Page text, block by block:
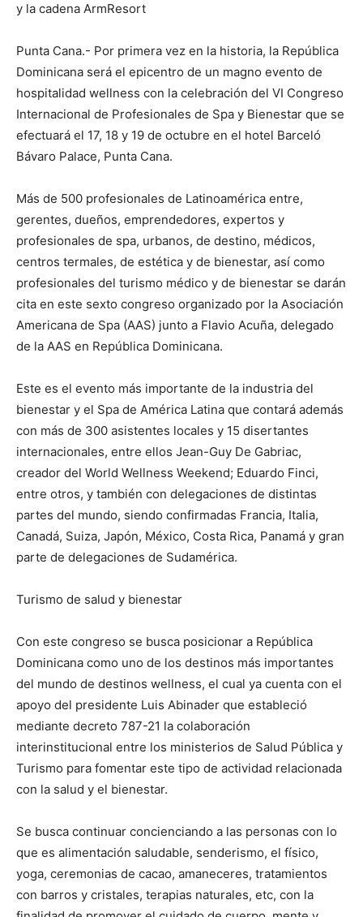
y la cadena ArmResort
Punta Cana.- Por primera vez en la historia, la República
Dominicana será el epicentro de un magno evento de
hospitalidad wellness con la celebración del VI Congreso
Internacional de Profesionales de Spa y Bienestar que se
efectuará el 17, 18 y 19 de octubre en el hotel Barceló
Bávaro Palace, Punta Cana.
Más de 500 profesionales de Latinoamérica entre,
gerentes, dueños, emprendedores, expertos y
profesionales de spa, urbanos, de destino, médicos,
centros termales, de estética y de bienestar, así como
profesionales del turismo médico y de bienestar se darán
cita en este sexto congreso organizado por la Asociación
Americana de Spa (AAS) junto a Flavio Acuña, delegado
de la AAS en República Dominicana.
Este es el evento más importante de la industria del
bienestar y el Spa de América Latina que contará además
con más de 300 asistentes locales y 15 disertantes
internacionales, entre ellos Jean-Guy De Gabriac,
creador del World Wellness Weekend; Eduardo Finci,
entre otros, y también con delegaciones de distintas
partes del mundo, siendo confirmadas Francia, Italia,
Canadá, Suiza, Japón, México, Costa Rica, Panamá y gran
parte de delegaciones de Sudamérica.
Turismo de salud y bienestar
Con este congreso se busca posicionar a República
Dominicana como uno de los destinos más importantes
del mundo de destinos wellness, el cual ya cuenta con el
apoyo del presidente Luis Abinader que estableció
mediante decreto 787-21 la colaboración
interinstitucional entre los ministerios de Salud Pública y
Turismo para fomentar este tipo de actividad relacionada
con la salud y el bienestar.
Se busca continuar concienciando a las personas con lo
que es alimentación saludable, senderismo, el físico,
yoga, ceremonias de cacao, amaneceres, tratamientos
con barros y cristales, terapias naturales, etc, con la